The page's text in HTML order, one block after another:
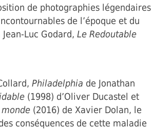
de photographies légendaires
de l’époque et du
Luc Godard, Le Redoutable
Philadelphia de Jonathan
(1998) d’Oliver Ducastel et
(2016) de Xavier Dolan, le
conséquences de cette maladie